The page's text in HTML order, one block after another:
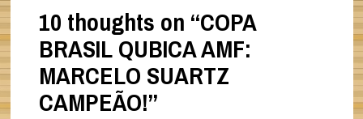
10 thoughts on “COPA
BRASIL QUBICA AMF:
MARCELO SUARTZ
CAMPEÃO!”